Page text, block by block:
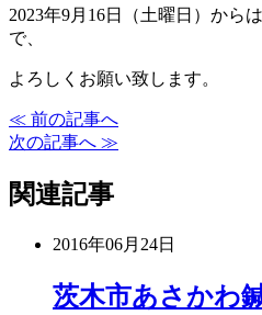
2023年9月16日（土曜日）から
で、
よろしくお願い致します。
≪ 前の記事へ
次の記事へ ≫
関連記事
2016年06月24日
茨木市あさかわ